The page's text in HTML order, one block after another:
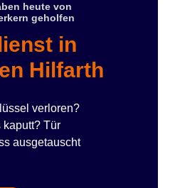
heute von
geholfen
in
Hilfarth
verloren?
kaputt? Tür
ausgetauscht